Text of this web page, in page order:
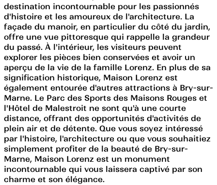
destination incontournable pour les passionnés
d'histoire et les amoureux de l'architecture. La
façade du manoir, en particulier du côté du jardin,
offre une vue pittoresque qui rappelle la grandeur
du passé. À l'intérieur, les visiteurs peuvent
explorer les pièces bien conservées et avoir un
aperçu de la vie de la famille Lorenz. En plus de sa
signification historique, Maison Lorenz est
également entourée d'autres attractions à Bry-sur-
Marne. Le Parc des Sports des Maisons Rouges et
l'Hôtel de Malestroit ne sont qu'à une courte
distance, offrant des opportunités d'activités de
plein air et de détente. Que vous soyez intéressé
par l'histoire, l'architecture ou que vous souhaitiez
simplement profiter de la beauté de Bry-sur-
Marne, Maison Lorenz est un monument
incontournable qui vous laissera captivé par son
charme et son élégance.